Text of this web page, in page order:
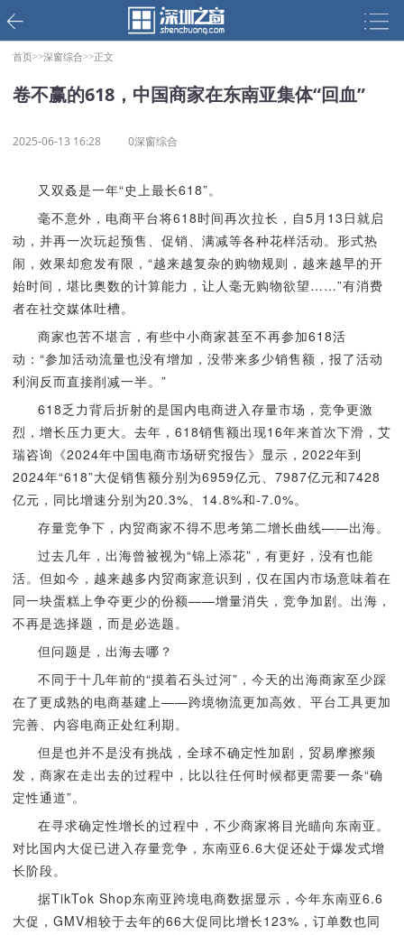
首页>>深窗综合>>正文
卷不赢的618，中国商家在东南亚集体“回血”
2025-06-13 16:28 0深窗综合
又双叒是一年“史上最长618”。
毫不意外，电商平台将618时间再次拉长，自5月13日就启
动，并再一次玩起预售、促销、满减等各种花样活动。形式热
闹，效果却愈发有限，“越来越复杂的购物规则，越来越早的开
始时间，堪比奥数的计算能力，让人毫无购物欲望……”有消费
者在社交媒体吐槽。
商家也苦不堪言，有些中小商家甚至不再参加618活
动：“参加活动流量也没有增加，没带来多少销售额，报了活动
利润反而直接削减一半。”
618乏力背后折射的是国内电商进入存量市场，竞争更激
烈，增长压力更大。去年，618销售额出现16年来首次下滑，艾
瑞咨询《2024年中国电商市场研究报告》显示，2022年到
2024年“618”大促销售额分别为6959亿元、7987亿元和7428
亿元，同比增速分别为20.3%、14.8%和-7.0%。
存量竞争下，内贸商家不得不思考第二增长曲线——出海。
过去几年，出海曾被视为“锦上添花”，有更好，没有也能
活。但如今，越来越多内贸商家意识到，仅在国内市场意味着在
同一块蛋糕上争夺更少的份额——增量消失，竞争加剧。出海，
不再是选择题，而是必选题。
但问题是，出海去哪？
不同于十几年前的“摸着石头过河”，今天的出海商家至少踩
在了更成熟的电商基建上——跨境物流更加高效、平台工具更加
完善、内容电商正处红利期。
但是也并不是没有挑战，全球不确定性加剧，贸易摩擦频
发，商家在走出去的过程中，比以往任何时候都更需要一条“确
定性通道”。
在寻求确定性增长的过程中，不少商家将目光瞄向东南亚。
对比国内大促已进入存量竞争，东南亚6.6大促还处于爆发式增
长阶段。
据TikTok Shop东南亚跨境电商数据显示，今年东南亚6.6
大促，GMV相较于去年的66大促同比增长123%，订单数也同